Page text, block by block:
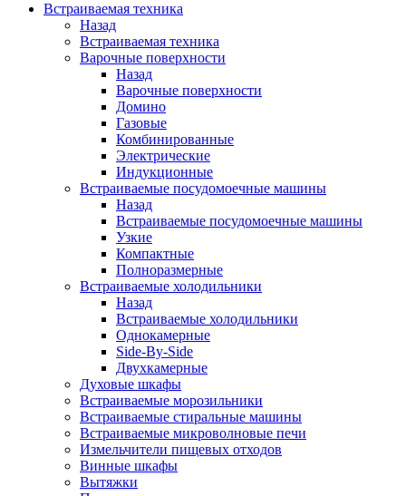
Встраиваемая техника
Назад
Встраиваемая техника
Варочные поверхности
Назад
Варочные поверхности
Домино
Газовые
Комбинированные
Электрические
Индукционные
Встраиваемые посудомоечные машины
Назад
Встраиваемые посудомоечные машины
Узкие
Компактные
Полноразмерные
Встраиваемые холодильники
Назад
Встраиваемые холодильники
Однокамерные
Side-By-Side
Двухкамерные
Духовые шкафы
Встраиваемые морозильники
Встраиваемые стиральные машины
Встраиваемые микроволновые печи
Измельчители пищевых отходов
Винные шкафы
Вытяжки